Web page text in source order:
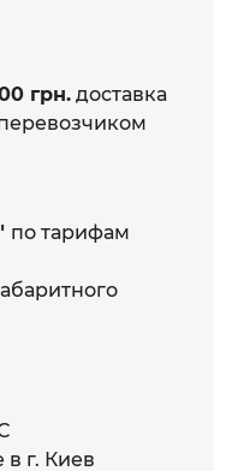
грн. доставка
по тарифам
г. Киев